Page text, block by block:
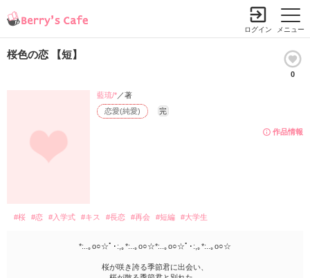
メニュー
ログイン
桜色の恋 【短】
0
作品情報
恋愛(純愛) 完
藍琉/*／著
#桜 #恋 #入学式 #キス #長恋 #再会 #短編 #大学生
*:..｡o○☆ﾟ･:,｡*:..｡o○☆*:..｡o○☆ﾟ･:,｡*:..｡o○☆
桜が咲き誇る季節君に出会い、